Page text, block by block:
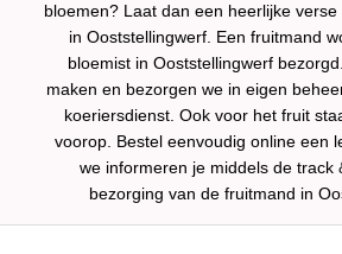
bloemen? Laat dan een heerlijke
in Ooststellingwerf. Een fruitmand
bloemist in Ooststellingwerf
maken en bezorgen we in eigen
koeriersdienst. Ook voor het fruit
voorop. Bestel eenvoudig online een
we informeren je middels de track
bezorging van de fruitmand in